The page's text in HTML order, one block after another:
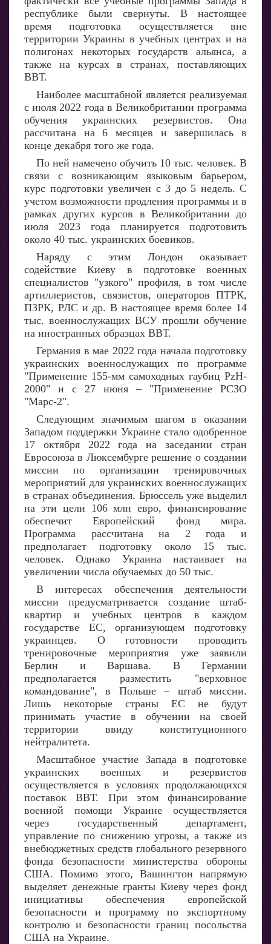
республике были свернуты. В настоящее
время подготовка осуществляется вне
территории Украины в учебных центрах и на
полигонах некоторых государств альянса, а
также на курсах в странах, поставляющих
ВВТ.
Наиболее масштабной является реализуемая
с июля 2022 года в Великобритании программа
обучения украинских резервистов. Она
рассчитана на 6 месяцев и завершилась в
конце декабря того же года.
По ней намечено обучить 10 тыс. человек. В
связи с возникающим языковым барьером,
курс подготовки увеличен с 3 до 5 недель. С
учетом возможности продления программы и в
рамках других курсов в Великобритании до
июля 2023 года планируется подготовить
около 40 тыс. украинских боевиков.
Наряду с этим Лондон оказывает
содействие Киеву в подготовке военных
специалистов "узкого" профиля, в том числе
артиллеристов, связистов, операторов ПТРК,
ПЗРК, РЛС и др. В настоящее время более 14
тыс. военнослужащих ВСУ прошли обучение
на иностранных образцах ВВТ.
Германия в мае 2022 года начала подготовку
украинских военнослужащих по программе
"Применение 155-мм самоходных гаубиц PzH-
2000" и с 27 июня – "Применение РСЗО
"Марс-2".
Следующим значимым шагом в оказании
Западом поддержки Украине стало одобренное
17 октября 2022 года на заседании стран
Евросоюза в Люксембурге решение о создании
миссии по организации тренировочных
мероприятий для украинских военнослужащих
в странах объединения. Брюссель уже выделил
на эти цели 106 млн евро, финансирование
обеспечит Европейский фонд мира.
Программа рассчитана на 2 года и
предполагает подготовку около 15 тыс.
человек. Однако Украина настаивает на
увеличении числа обучаемых до 50 тыс.
В интересах обеспечения деятельности
миссии предусматривается создание штаб-
квартир и учебных центров в каждом
государстве ЕС, организующем подготовку
украинцев. О готовности проводить
тренировочные мероприятия уже заявили
Берлин и Варшава. В Германии
предполагается разместить "верховное
командование", в Польше – штаб миссии.
Лишь некоторые страны ЕС не будут
принимать участие в обучении на своей
территории ввиду конституционного
нейтралитета.
Масштабное участие Запада в подготовке
украинских военных и резервистов
осуществляется в условиях продолжающихся
поставок ВВТ. При этом финансирование
военной помощи Украине осуществляется
через государственный департамент,
управление по снижению угрозы, а также из
внебюджетных средств глобального резервного
фонда безопасности министерства обороны
США. Помимо этого, Вашингтон напрямую
выделяет денежные гранты Киеву через фонд
инициативы обеспечения европейской
безопасности и программу по экспортному
контролю и безопасности границ посольства
США на Украине.